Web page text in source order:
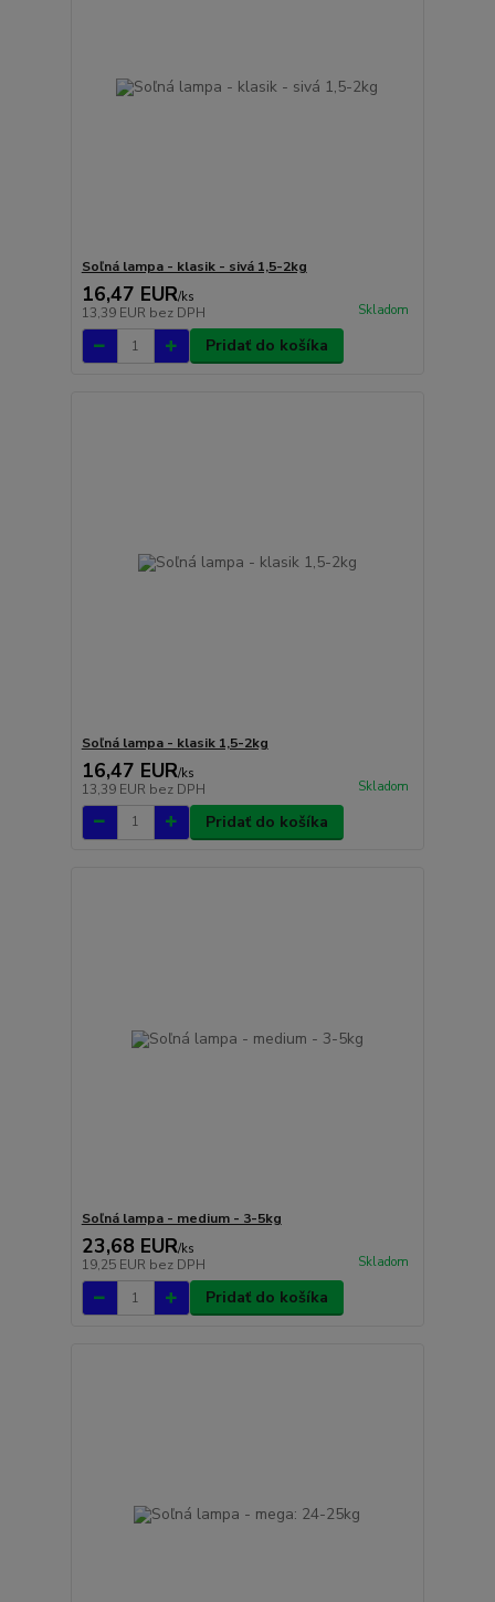
Soľná lampa - klasik - sivá 1,5-2kg
16,47 EUR/ks
13,39 EUR bez DPH Skladom
Pridať do košíka
Soľná lampa - klasik 1,5-2kg
16,47 EUR/ks
13,39 EUR bez DPH Skladom
Pridať do košíka
Soľná lampa - medium - 3-5kg
23,68 EUR/ks
19,25 EUR bez DPH Skladom
Pridať do košíka